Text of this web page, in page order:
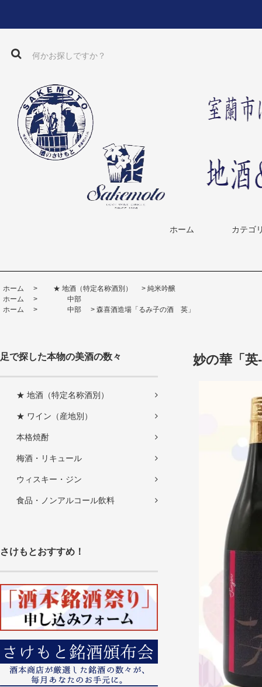
ホーム カテゴ
ホーム > ★ 地酒（特定名称酒別） > 純米吟醸
ホーム
>
中部
ホーム
> 中部 > 森喜酒造場「るみ子の酒 英」
足で探した本物の美酒の数々
★ 地酒（特定名称酒別）
★ ワイン（産地別）
本格焼酎
梅酒・リキュール
ウィスキー・ジン
食品・ノンアルコール飲料
さけもとおすすめ！
妙の華「